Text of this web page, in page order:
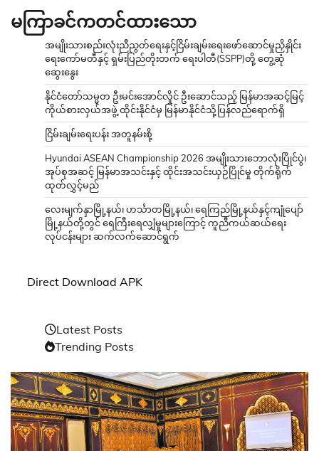
မကြာခင်ကတင်ထားသော
အမျိုးသားစည်းလုံးညီညွတ်ရေးနှင့်ငြိမ်းချမ်းရေးဖော်ဆောင်မှုညှိနှိုင်း
ရေးကော်မတီနှင့် ရှမ်းပြည်တိုးတက် ရေးပါတီ(SSPP)တို့ တွေ့ဆုံ
ဆွေးနွေး
နိုင်ငံတော်သမ္မတ ဦးမင်းအောင်လှိုင် ဦးဆောင်သည့် မြန်မာအဆင့်မြင့်
ကိုယ်စားလှယ်အဖွဲ့ ထိုင်းနိုင်ငံမှ မြန်မာနိုင်ငံသို့ပြန်လည်ရောက်ရှိ
ငြိမ်းချမ်းရေးပန်း အတူနမ်းစို့
Hyundai ASEAN Championship 2026 အမျိုးသားဘောလုံးပြိုင်ပွဲ၊
အုပ်စုအဆင့် မြန်မာအသင်းနှင့် ထိုင်းအသင်းယှဉ်ပြိုင်မှု တိုက်ရိုက်
ထုတ်လွှင့်မည်
လေးမျက်နှာမြို့နယ်၊ ဟင်္သာတမြို့နယ်၊ ရေကြည်မြို့နယ်နှင့်ကျုံပျော်
မြို့နယ်တို့တွင် ရေကြီးရေလျှံမှုများကြောင့် ကူညီကယ်ဆယ်ရေး
လုပ်ငန်းများ ဆက်လက်ဆောင်ရွက်
Direct Download APK
Latest Posts
Trending Posts